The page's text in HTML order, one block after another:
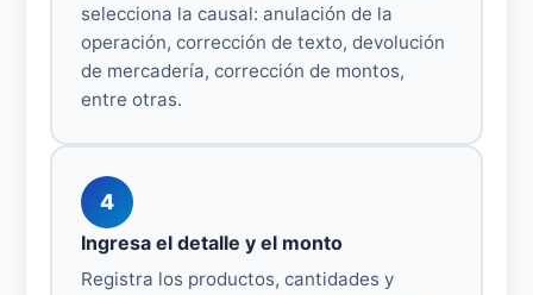
selecciona la causal: anulación de la
operación, corrección de texto, devolución
de mercadería, corrección de montos,
entre otras.
4
Ingresa el detalle y el monto
Registra los productos, cantidades y